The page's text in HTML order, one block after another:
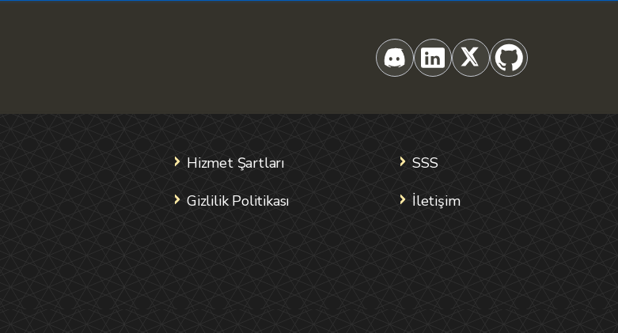
Hizmet Şartları
Gizlilik Politikası
SSS
İletişim